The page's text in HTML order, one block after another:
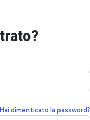
Hai dimenticato la